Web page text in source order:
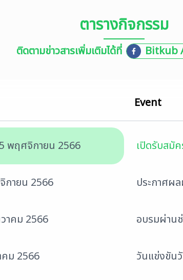
ตารางกิจกรรม
ติดตามข่าวสารเพิ่มเติมได้ที่ Bitkub
Event
พฤศจิกายน 2566 เปิดรับสมั
กายน 2566 ประกาศผ
าคม 2566 อบรมผ่าน
ม 2566 วันแข่งขัน